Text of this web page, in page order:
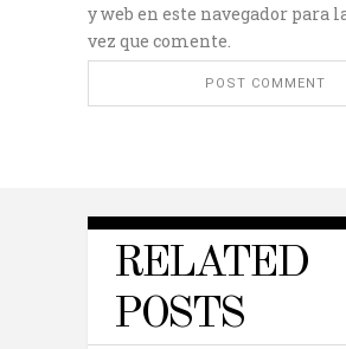
y web en este navegador para
vez que comente.
RELATED
POSTS